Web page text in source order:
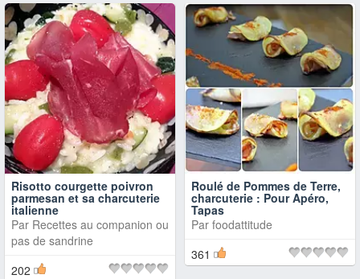
Risotto courgette poivron
parmesan et sa charcuterie
italienne
Par Recettes au companion ou
pas de sandrine
202
Roulé de Pommes de Terre,
charcuterie : Pour Apéro,
Tapas
Par foodattitude
361